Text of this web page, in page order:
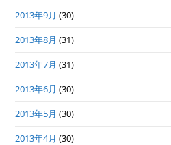
2013年9月 (30)
2013年8月 (31)
2013年7月 (31)
2013年6月 (30)
2013年5月 (30)
2013年4月 (30)